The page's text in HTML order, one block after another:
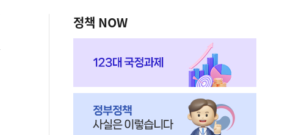
정책 NOW